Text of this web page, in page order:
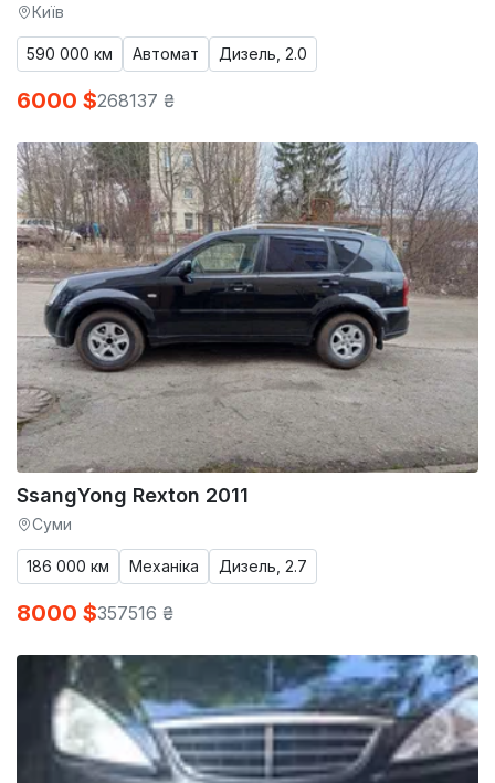
Київ
590 000 км Автомат Дизель, 2.0
6000 $268137 ₴
SsangYong Rexton 2011
Суми
186 000 км Механіка Дизель, 2.7
8000 $357516 ₴